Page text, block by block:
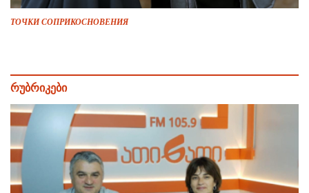
ТОЧКИ СОПРИКОСНОВЕНИЯ
რუბრიკები